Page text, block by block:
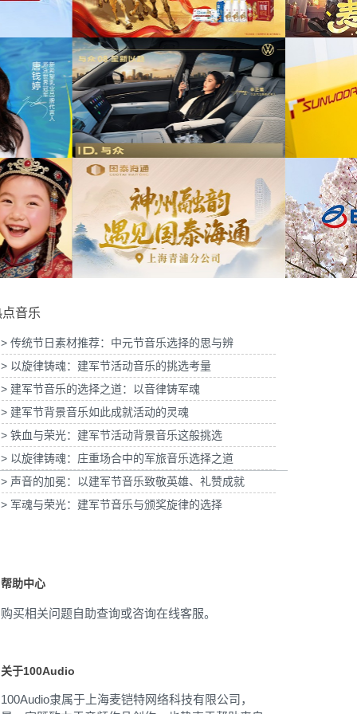
中策略会提供音
为华为Vision智慧屏6鸿蒙智家技术发布会精
华剪项目提供音乐版权
为ABB
限定礼盒宣传项
权
为《出发吧麦芬》2周年活动提供音乐版权
影制作项目提供
为欣旺达武汉商用车展宣发项目提供音乐版权
为《赛博
公司宣传项目提供
为宝武集团二十四节气清明项目提供音乐版权
音乐
> 传统节日素材推荐：中元节音乐选择的思与辨
> 以旋律铸魂：建军节活动音乐的挑选考量
> 建军节音乐的选择之道：以音律铸军魂
> 建军节背景音乐如此成就活动的灵魂
> 铁血与荣光：建军节活动背景音乐这般挑选
> 以旋律铸魂：庄重场合中的军旅音乐选择之道
> 声音的加冕：以建军节音乐致敬英雄、礼赞成就
> 军魂与荣光：建军节音乐与颁奖旋律的选择
帮助中心
购买相关问题自助查询或咨询在线客服。
关于100Audio
100Audio隶属于上海麦铠特网络科技有限公司，